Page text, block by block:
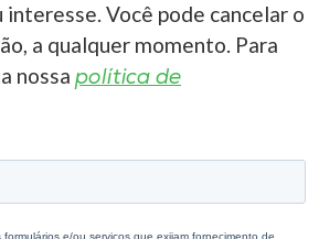
interesse. Você pode cancelar o
a qualquer momento. Para
nossa política de